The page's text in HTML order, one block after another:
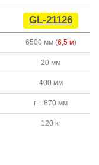
GL-21126
6500 мм (6,5 м)
20 мм
400 мм
r = 870 мм
120 кг